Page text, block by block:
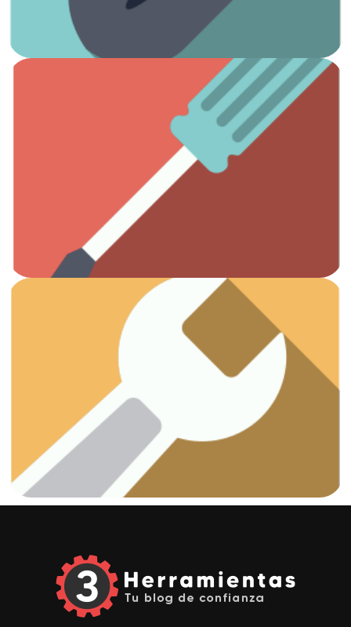
Otros
Todas las herramientas que necesitas.
Ver artículos
Fontanería
¡Vamos a arreglar esas fugas!
Ver artículos